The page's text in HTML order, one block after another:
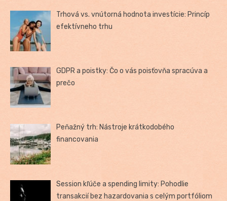
Trhová vs. vnútorná hodnota investície: Princíp
efektívneho trhu
GDPR a poistky: Čo o vás poisťovňa spracúva a
prečo
Peňažný trh: Nástroje krátkodobého
financovania
Session kľúče a spending limity: Pohodlie
transakcií bez hazardovania s celým portfóliom